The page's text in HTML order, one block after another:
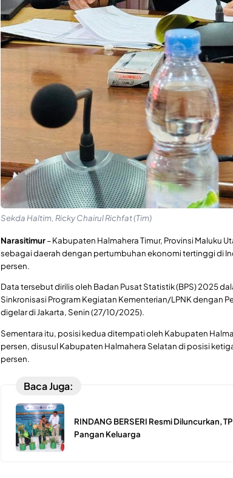
Sekda Haltim, Ricky Chairul Richfat (Tim)
Narasitimur– Kabupaten Halmahera Timur, Provinsi Maluku
sebagai daerah dengan pertumbuhan ekonomi tertinggi di
persen.
Data tersebut dirilis oleh Badan Pusat Statistik (BPS) 2025
Sinkronisasi Program Kegiatan Kementerian/LPNK dengan
digelar di Jakarta, Senin (27/10/2025).
Sementara itu, posisi kedua ditempati oleh Kabupaten
persen, disusul Kabupaten Halmahera Selatan di posisi
persen.
Baca Juga:
RINDANG BERSERI Resmi Diluncurkan,
Pangan Keluarga